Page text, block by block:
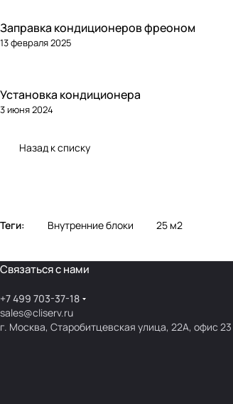
Заправка кондиционеров фреоном
13 февраля 2025
Установка кондиционера
3 июня 2024
Назад к списку
Теги: Внутренние блоки 25 м2
Связаться с нами
+7 499 703-37-18
sales@cliserv.ru
г. Москва, Старобитцевская улица, 22А, офис 23